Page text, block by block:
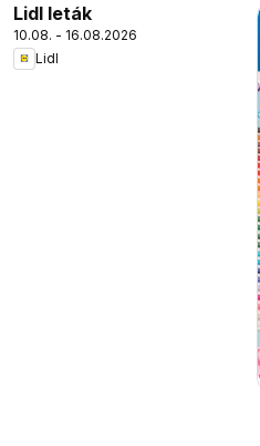
Lidl leták
10.08. - 16.08.2026
Lidl